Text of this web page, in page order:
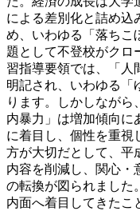
による差別化と詰め込
め、いわゆる「落ちこ
題として不登校がクロ
習指導要領では、「人
明記され、いわゆる「
ります。しかしながら
内暴力」は増加傾向に
に着目し、個性を重視
方が大切だとして、平
内容を削減し、関心・
の転換が図られました
内面へ着目してきたこ